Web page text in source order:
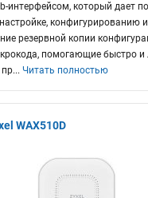
интерфейсом, который дает
конфигурированию
резервной копии
помогающие быстро и
пр... Читать полностью
WAX510D